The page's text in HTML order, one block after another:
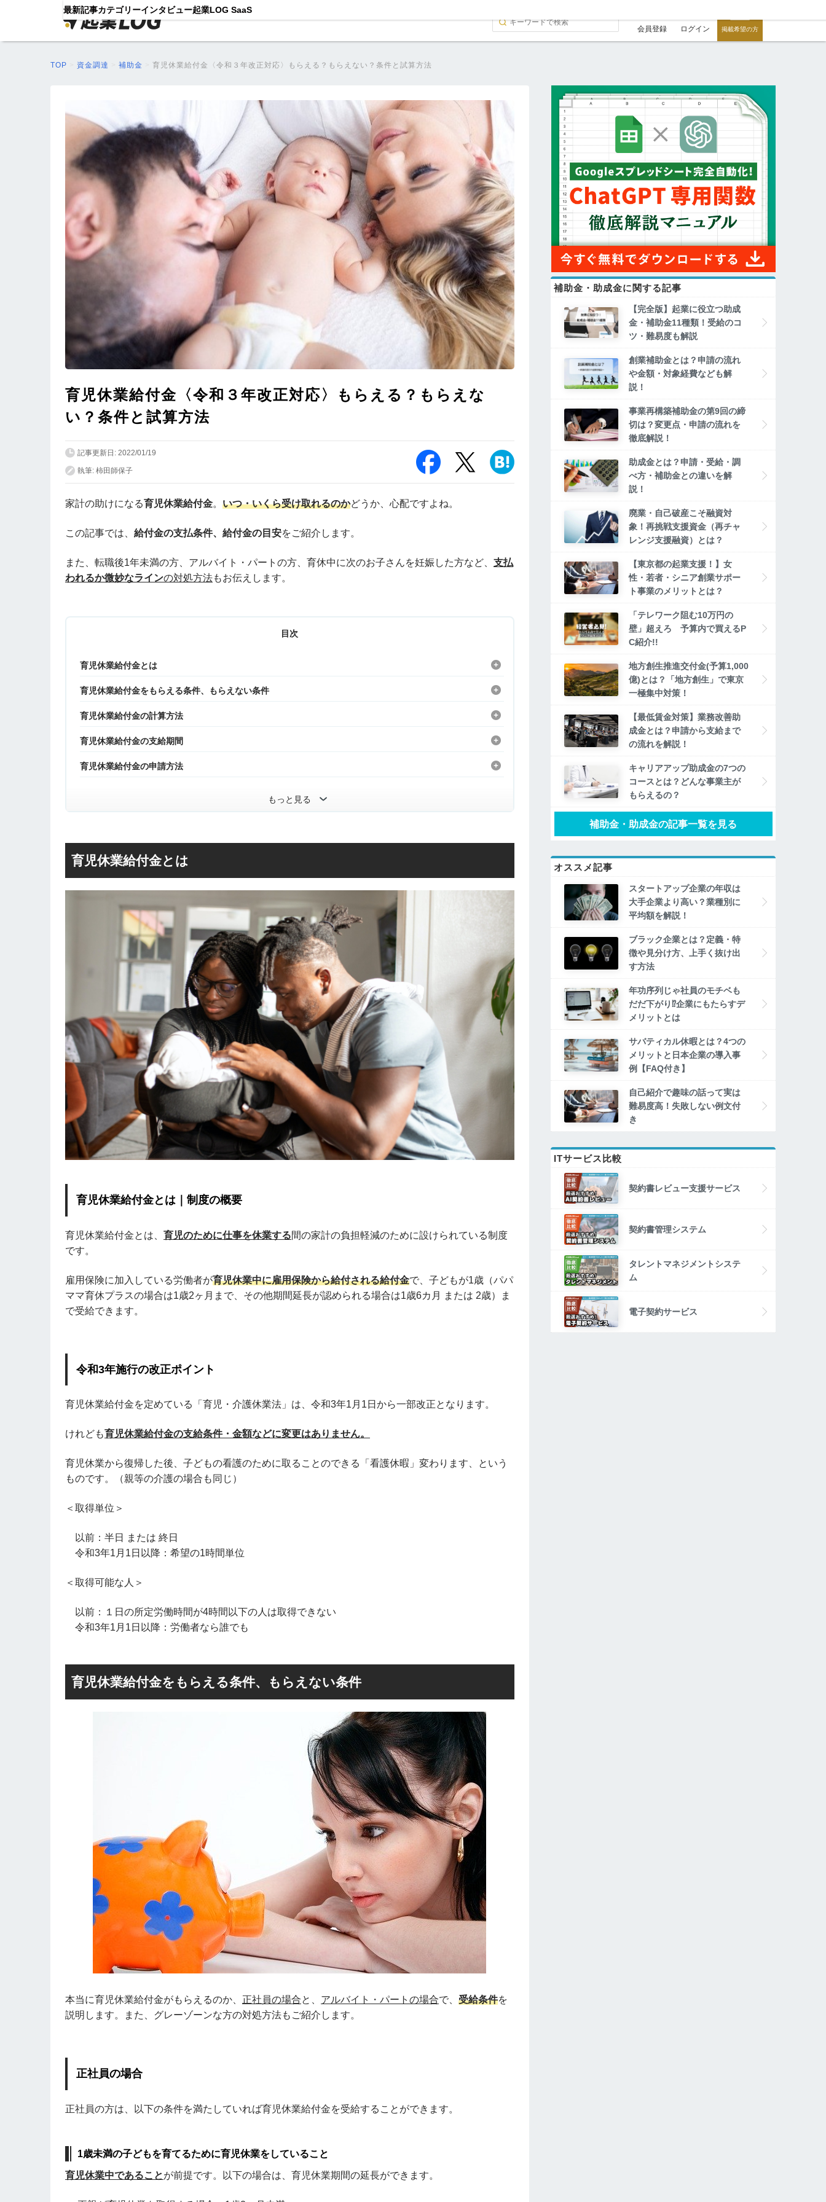
最新記事カテゴリーインタビュー起業LOG SaaS
会員登録 ログイン 掲載希望の方
TOP 資金調達 補助金 育児休業給付金〈令和３年改正対応〉もらえる？もらえない？条件と試算方法
育児休業給付金〈令和３年改正対応〉もらえる？もらえな
い？条件と試算方法
記事更新日: 2022/01/19
執筆: 柿田師保子
家計の助けになる 育児休業給付金。 いつ・いくら受け取れるのかどうか、心配ですよね。
この記事では、 給付金の支払条件、給付金の目安をご紹介します。
また、転職後1年未満の方、アルバイト・パートの方、育休中に次のお子さんを妊娠した方など、 支払
われるか微妙なラインの対処方法もお伝えします。
目次
育児休業給付金とは
育児休業給付金をもらえる条件、もらえない条件
育児休業給付金の計算方法
育児休業給付金の支給期間
育児休業給付金の申請方法
もっと見る
育児休業給付金とは
育児休業給付金とは｜制度の概要
育児休業給付金とは、 育児のために仕事を休業する間の家計の負担軽減のために設けられている制度
です。
雇用保険に加入している労働者が育児休業中に雇用保険から給付される給付金で、子どもが1歳（パパ
ママ育休プラスの場合は1歳2ヶ月まで、その他期間延長が認められる場合は1歳6カ月 または 2歳）ま
で受給できます。
令和3年施行の改正ポイント
育児休業給付金を定めている「育児・介護休業法」は、令和3年1月1日から一部改正となります。
けれども育児休業給付金の支給条件・金額などに変更はありません。
育児休業から復帰した後、子どもの看護のために取ることのできる「看護休暇」変わります、という
ものです。（親等の介護の場合も同じ）
＜取得単位＞
以前：半日 または 終日
令和3年1月1日以降：希望の1時間単位
＜取得可能な人＞
以前：１⽇の所定労働時間が4時間以下の人は取得できない
令和3年1月1日以降：労働者なら誰でも
育児休業給付金をもらえる条件、もらえない条件
本当に育児休業給付金がもらえるのか、 正社員の場合と、 アルバイト・パートの場合で、 受給条件を
説明します。また、グレーゾーンな方の対処方法もご紹介します。
正社員の場合
正社員の方は、以下の条件を満たしていれば育児休業給付金を受給することができます。
1歳未満の子どもを育てるために育児休業をしていること
育児休業中であることが前提です。以下の場合は、育児休業期間の延長ができます。
補助金・助成金に関する記事
【完全版】起業に役立つ助成
金・補助金11種類！受給のコ
ツ・難易度も解説
創業補助金とは？申請の流れ
や金額・対象経費なども解
説！
事業再構築補助金の第9回の締
切は？変更点・申請の流れを
徹底解説！
助成金とは？申請・受給・調
べ方・補助金との違いを解
説！
廃業・自己破産こそ融資対
象！再挑戦支援資金（再チャ
レンジ支援融資）とは？
【東京都の起業支援！】女
性・若者・シニア創業サポー
ト事業のメリットとは？
「テレワーク阻む10万円の
壁」超えろ 予算内で買えるP
C紹介!!
地方創生推進交付金(予算1,000
億)とは？「地方創生」で東京
一極集中対策！
【最低賃金対策】業務改善助
成金とは？申請から支給まで
の流れを解説！
キャリアアップ助成金の7つの
コースとは？どんな事業主が
もらえるの？
補助金・助成金の記事一覧を見る
オススメ記事
スタートアップ企業の年収は
大手企業より高い？業種別に
平均額を解説！
ブラック企業とは？定義・特
徴や見分け方、上手く抜け出
す方法
年功序列じゃ社員のモチベも
だだ下がり⁉企業にもたらすデ
メリットとは
サバティカル休暇とは？4つの
メリットと日本企業の導入事
例【FAQ付き】
自己紹介で趣味の話って実は
難易度高！失敗しない例文付
き
ITサービス比較
契約書レビュー支援サービス
契約書管理システム
タレントマネジメントシステ
ム
電子契約サービス